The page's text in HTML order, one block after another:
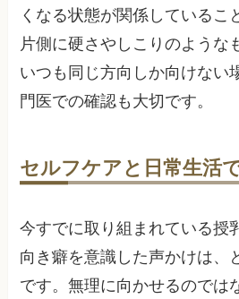
くなる状態が関係しているこ
片側に硬さやしこりのような
いつも同じ方向しか向けない
門医での確認も大切です。
セルフケアと日常生活
今すでに取り組まれている授
向き癖を意識した声かけは、
です。無理に向かせるのでは